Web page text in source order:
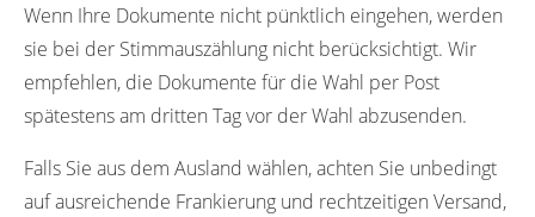
Wenn Ihre Dokumente nicht pünktlich eingehen, werden
sie bei der Stimmauszählung nicht berücksichtigt. Wir
empfehlen, die Dokumente für die Wahl per Post
spätestens am dritten Tag vor der Wahl abzusenden.
Falls Sie aus dem Ausland wählen, achten Sie unbedingt
auf ausreichende Frankierung und rechtzeitigen Versand,